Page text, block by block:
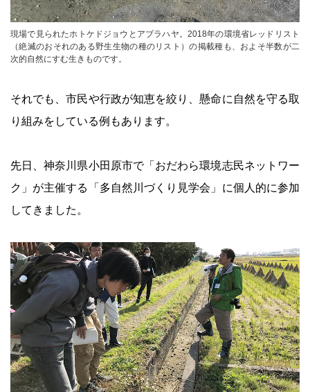
現場で見られたホトケドジョウとアブラハヤ。2018年の環境省レッドリスト
（絶滅のおそれのある野生生物の種のリスト）の掲載種も、およそ半数が二
次的自然にすむ生きものです。
それでも、市民や行政が知恵を絞り、懸命に自然を守る取
り組みをしている例もあります。
先日、神奈川県小田原市で「おだわら環境志民ネットワー
ク」が主催する「多自然川づくり見学会」に個人的に参加
してきました。